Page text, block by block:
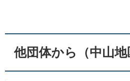
。
て
他団体から（中山地